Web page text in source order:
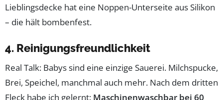
Lieblingsdecke hat eine Noppen-Unterseite aus Silikon
– die hält bombenfest.
4. Reinigungsfreundlichkeit
Real Talk: Babys sind eine einzige Sauerei. Milchspucke,
Brei, Speichel, manchmal auch mehr. Nach dem dritten
Fleck habe ich gelernt: Maschinenwaschbar bei 60